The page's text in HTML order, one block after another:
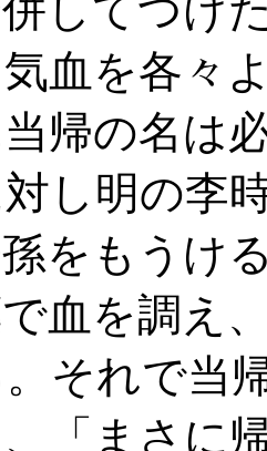
してつけ
血を各々
帰の名は
し明の李
孫をもうけ
血を調え
それで当
「まさに